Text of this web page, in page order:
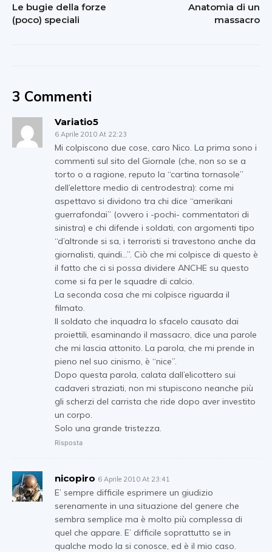
Le bugie della forze
(poco) speciali
Anatomia di un
massacro
3 Commenti
Variatio5
6 Aprile 2010 At 22:23
Mi colpiscono due cose, caro Nico. La prima sono i
commenti sul sito del Giornale (che, non so se a
torto o a ragione, reputo la “cartina tornasole”
dell’elettore medio di centrodestra): come mi
aspettavo si dividono tra chi dice “amerikani
guerrafondai” (ovvero i -pochi- commentatori di
sinistra) e chi difende i soldati, con argomenti tipo
“d’altronde si sa, i terroristi si travestono anche da
giornalisti, quindi…”. Ciò che mi colpisce di questo è
il fatto che ci si possa dividere ANCHE su questo
come si fa per le squadre di calcio.
La seconda cosa che mi colpisce riguarda il
filmato.
Il soldato che inquadra lo sfacelo causato dai
proiettili, esaminando il massacro, dice una parole
che mi lascia attonito. La parola, che mi prende in
pieno nel suo cinismo, è “nice”.
Dopo questa parola, calata dall’elicottero sui
cadaveri straziati, non mi stupiscono neanche più
gli scherzi del carrista che ride dopo aver investito
un corpo.
Solo una grande tristezza.
Risposta
nicopiro 6 Aprile 2010 At 23:41
E’ sempre difficile esprimere un giudizio
serenamente in una situazione del genere che
sembra semplice ma è molto più complessa di
quel che appare. E’ difficile soprattutto se in
qualche modo la si conosce, ed è il mio caso.